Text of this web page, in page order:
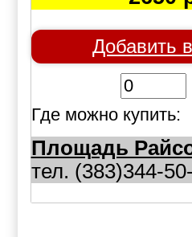
Добавить
Где можно купить:
Площадь
тел. (383)344-